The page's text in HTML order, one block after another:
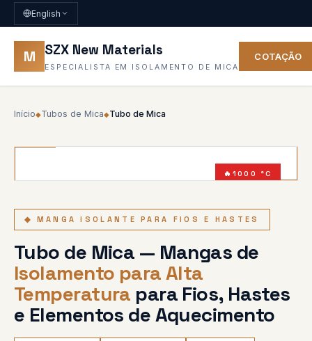
English
M SZX New Materials
ESPECIALISTA EM ISOLAMENTO DE MICA
COTAÇÃO
Início◆Tubos de Mica◆Tubo de Mica
1000 °C
◆ MANGA ISOLANTE PARA FIOS E HASTES
Tubo de Mica — Mangas de
Isolamento para Alta
Temperatura para Fios, Hastes
e Elementos de Aquecimento